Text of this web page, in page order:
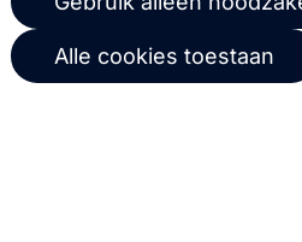
Algemene voorwaarden
Alle cookies toestaan